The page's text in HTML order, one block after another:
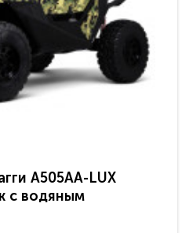
A505AA-LUX
с водяным